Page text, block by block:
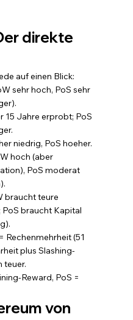
direkte
auf einen Blick:
sehr hoch, PoS sehr
15 Jahre erprobt; PoS
niedrig, PoS hoeher.
hoch (aber
PoS moderat
braucht teure
braucht Kapital
Rechenmehrheit (51
plus Slashing-
teuer.
Reward, PoS =
von